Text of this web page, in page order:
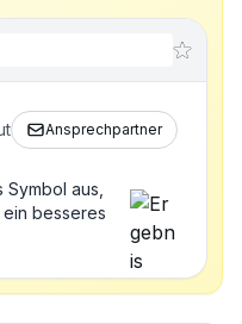
Ansprechpartner
aus,
besseres